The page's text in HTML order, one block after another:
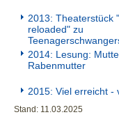
2013: Theaterstück
reloaded" zu
2014: Lesung:
Rabenmutter
2015: Viel erreicht -
Stand: 11.03.2025